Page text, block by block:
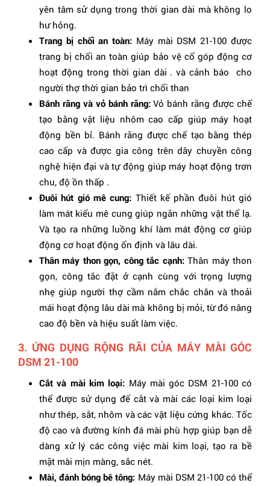
yên tâm sử dụng trong thời gian dài mà không lo
hư hỏng.
Trang bị chổi an toàn: Máy mài DSM 21-100 được
trang bị chổi an toàn giúp bảo vệ cổ góp động cơ
hoạt động trong thời gian dài . và cảnh báo cho
người thợ thời gian bảo trì chổi than
Bánh răng và vỏ bánh răng:Vỏ bánh răng được chế
tạo bằng vật liệu nhôm cao cấp giúp máy hoạt
động bền bỉ. Bánh răng được chế tạo bằng thép
cao cấp và được gia công trên dây chuyền công
nghệ hiện đại và tự động giúp máy hoạt động trơn
chu, độ ồn thấp .
Đuôi hút gió mê cung: Thiết kế phần đuôi hút gió
làm mát kiểu mê cung giúp ngăn những vật thể lạ.
Và tạo ra những luồng khí làm mát động cơ giúp
động cơ hoạt động ổn định và lâu dài.
Thân máy thon gọn, công tắc cạnh:Thân máy thon
gọn, công tắc đặt ở cạnh cùng với trọng lượng
nhẹ giúp người thợ cầm nắm chắc chắn và thoải
mái hoạt động lâu dài mà không bị mỏi, từ đó nâng
cao độ bền và hiệu suất làm việc.
3. ỨNG DỤNG RỘNG RÃI CỦA MÁY MÀI GÓC
DSM 21-100
Cắt và mài kim loại: Máy mài góc DSM 21-100 có
thể được sử dụng để cắt và mài các loại kim loại
như thép, sắt, nhôm và các vật liệu cứng khác. Tốc
độ cao và đường kính đá mài phù hợp giúp bạn dễ
dàng xử lý các công việc mài kim loại, tạo ra bề
mặt mài mịn màng, sắc nét.
Mài, đánh bóng bê tông: Máy mài DSM 21-100 có thể